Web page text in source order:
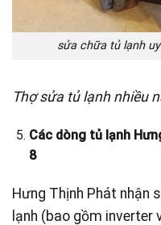
sửa chữa tủ lạnh
Thợ sửa tủ lạnh nhiều
Các dòng tủ lạnh
8
Hưng Thịnh Phát
lạnh (bao gồm